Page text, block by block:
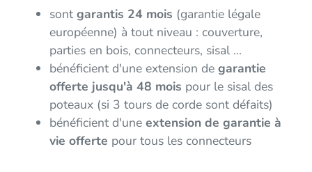
sontgarantis 24 mois (garantie légale
européenne) à tout niveau : couverture,
parties en bois, connecteurs, sisal ...
bénéficient d'une extension de garantie
offerte jusqu'à 48 mois pour le sisal des
poteaux (si 3 tours de corde sont défaits)
bénéficient d'une extension de garantie à
vie offerte pour tous les connecteurs